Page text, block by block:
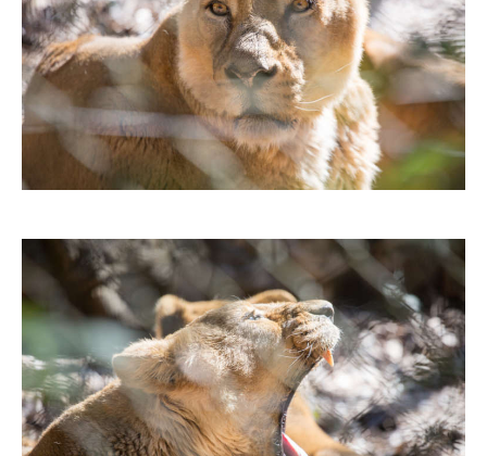
閉じる
いぬ部をフォロー
ねこ部をフォロー
アプリで開く
アプリをダウンロードする